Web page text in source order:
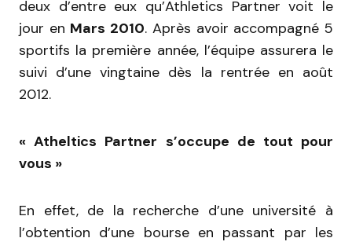
deux d’entre eux qu’Athletics Partner voit le
jour en Mars 2010. Après avoir accompagné 5
sportifs la première année, l’équipe assurera le
suivi d’une vingtaine dès la rentrée en août
2012.
« Atheltics Partner s’occupe de tout pour
vous »
En effet, de la recherche d’une université à
l’obtention d’une bourse en passant par les